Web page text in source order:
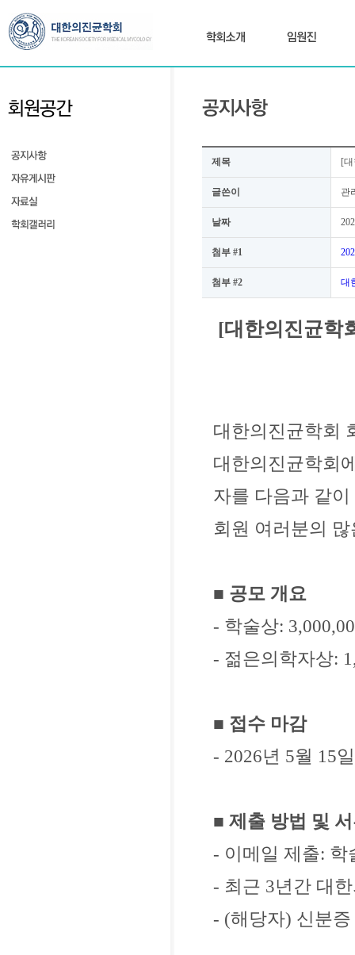
제목 [
글쓴이 관
날짜
첨부 #1
첨부 #2 대
[대한의진균학
대한의진균학회
대한의진균학회
자를 다음과 같
회원 여러분의
■ 공모 개요
- 학술상:
- 젊은의학자상:
■ 접수 마감
- 2026년 5월 15
■ 제출 방법 및
- 이메일 제출: 학
- 최근 3년간 대
- (해당자) 신분증